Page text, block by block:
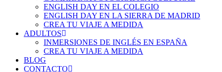
ENGLISH DAY EN EL COLEGIO
ENGLISH DAY EN LA SIERRA DE MADRID
CREA TU VIAJE A MEDIDA
ADULTOS
INMERSIONES DE INGLÉS EN ESPAÑA
CREA TU VIAJE A MEDIDA
BLOG
CONTACTO